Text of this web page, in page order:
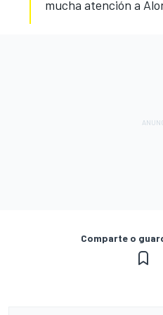
mucha atención a
Comparte o